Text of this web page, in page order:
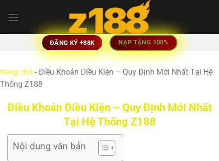
ĐĂNG KÝ +88K NẠP TẶNG 100%
trang chủ - Điều Khoản Điều Kiện – Quy Định Mới Nhất Tại Hệ
Thống Z188
Điều Khoản Điều Kiện – Quy Định Mới Nhất
Tại Hệ Thống Z188
Nội dung văn bản